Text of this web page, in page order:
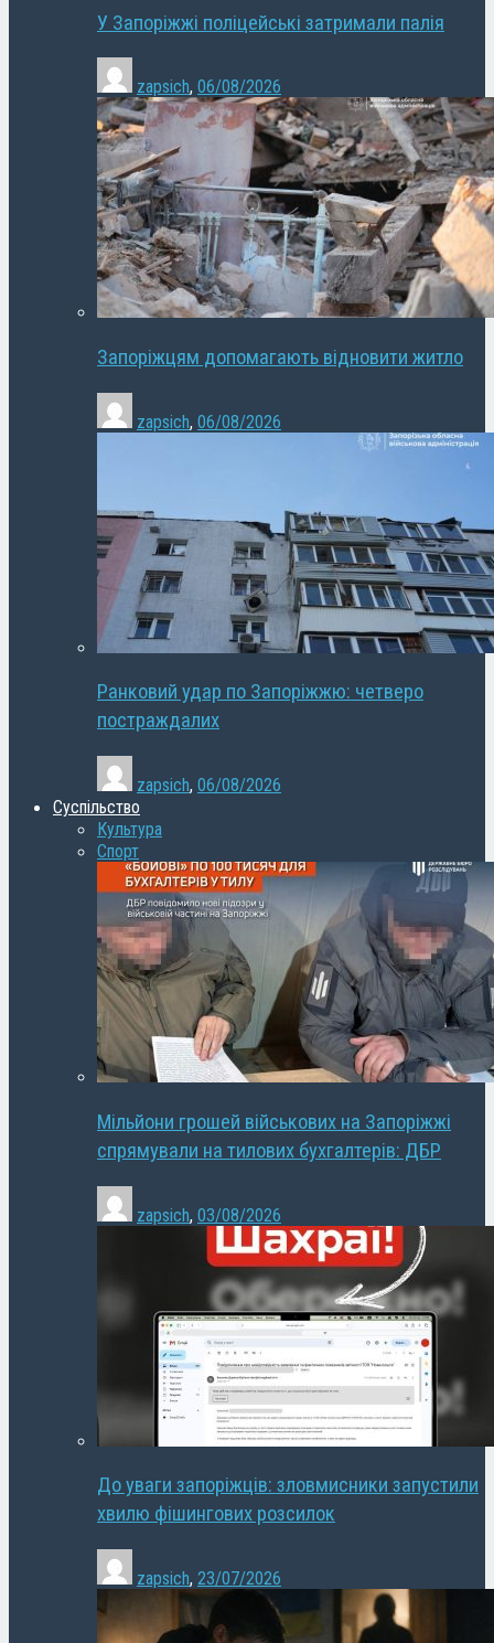
У Запоріжжі поліцейські затримали палія
zapsich, 06/08/2026
Запоріжцям допомагають відновити житло
zapsich, 06/08/2026
Ранковий удар по Запоріжжю: четверо
постраждалих
zapsich, 06/08/2026
Суспільство
Культура
Спорт
Мільйони грошей військових на Запоріжжі
спрямували на тилових бухгалтерів: ДБР
zapsich, 03/08/2026
До уваги запоріжців: зловмисники запустили
хвилю фішингових розсилок
zapsich, 23/07/2026